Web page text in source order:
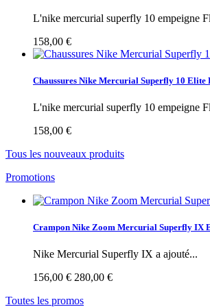
L'nike mercurial superfly 10 empeigne
158,00 €
Chaussures Nike Mercurial Superfly 10 Elite
L'nike mercurial superfly 10 empeigne
158,00 €
Tous les nouveaux produits
Promotions
Crampon Nike Zoom Mercurial Superfly IX
Nike Mercurial Superfly IX a ajouté...
156,00 € 280,00 €
Toutes les promos